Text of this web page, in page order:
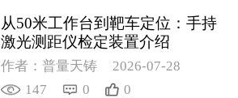
从50米工作台到靶车定位：手持
激光测距仪检定装置介绍
作者：普量天铸
2026-07-28
147
0 0